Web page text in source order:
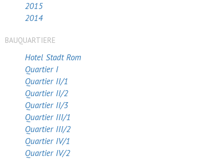
2015
2014
BAUQUARTIERE
Hotel Stadt Rom
Quartier I
Quartier II/1
Quartier II/2
Quartier II/3
Quartier III/1
Quartier III/2
Quartier IV/1
Quartier IV/2